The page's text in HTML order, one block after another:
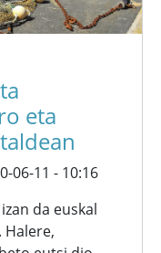
eta
06-11 - 10:16
da euskal